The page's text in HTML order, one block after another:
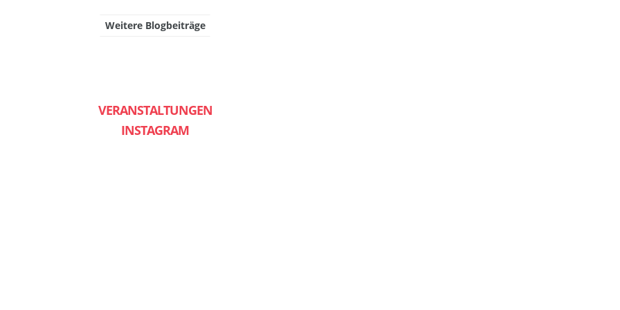
Weitere Blogbeiträge
VERANSTALTUNGEN
INSTAGRAM